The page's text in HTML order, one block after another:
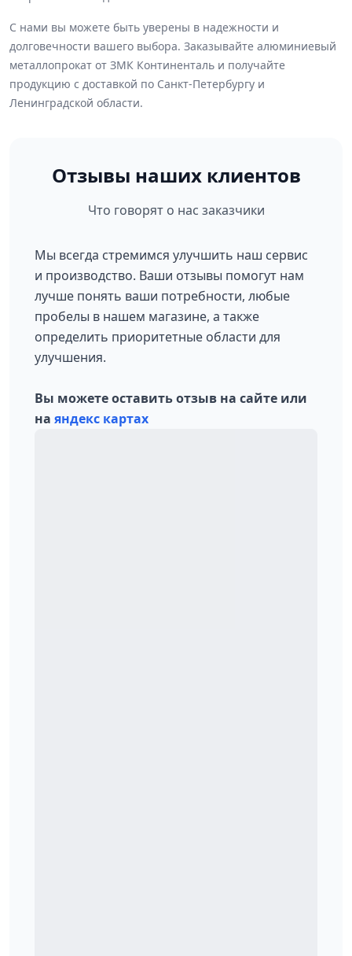
С нами вы можете быть уверены в надежности и
долговечности вашего выбора. Заказывайте алюминиевый
металлопрокат от ЗМК Континенталь и получайте
продукцию с доставкой по Санкт-Петербургу и
Ленинградской области.
Отзывы наших клиентов
Что говорят о нас заказчики
Мы всегда стремимся улучшить наш сервис
и производство. Ваши отзывы помогут нам
лучше понять ваши потребности, любые
пробелы в нашем магазине, а также
определить приоритетные области для
улучшения.
Вы можете оставить отзыв на сайте или
на яндекс картах